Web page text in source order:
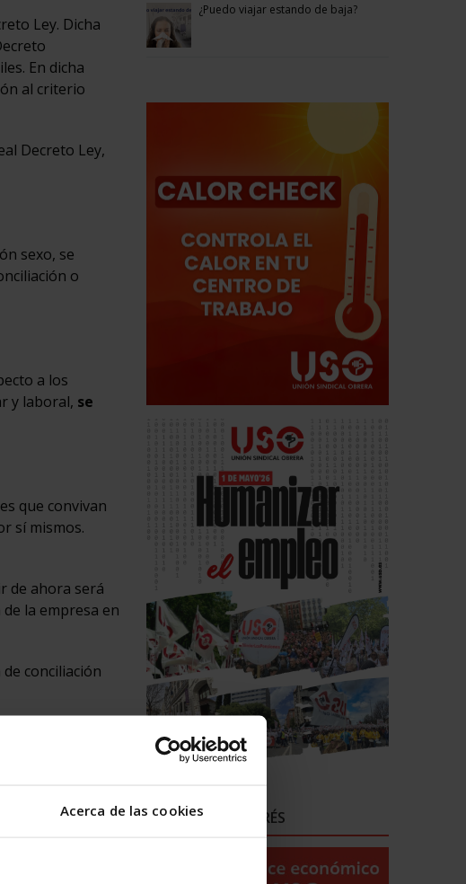
Acerca de las cookies
Ley. Dicha
En dicha
al criterio
Decreto Ley,
sexo, se
o
a los
y laboral, se
que convivan
sí mismos.
de ahora será
la empresa en
conciliación
habitual
tendrá
una
Cuando
solicitado
¿Puedo viajar estando de baja?
ENLACES DE INTERÉS